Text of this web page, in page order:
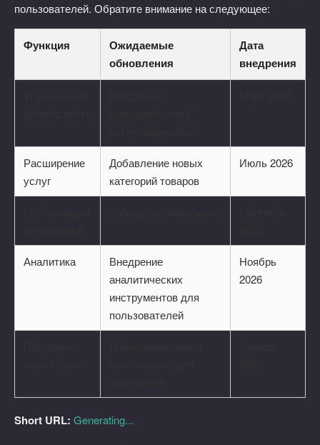
пользователей. Обратите внимание на следующее:
Функция
Ожидаемые
обновления
Дата
внедрения
Расширение
услуг
Добавление новых
категорий товаров
Июль 2026
Аналитика
Внедрение
аналитических
инструментов для
пользователей
Ноябрь
2026
Short URL: Generating...